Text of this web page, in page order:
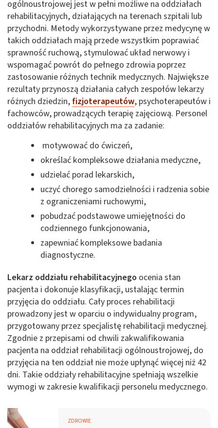
ogólnoustrojowej jest w pełni możliwe na oddziałach
rehabilitacyjnych, działających na terenach szpitali lub
przychodni. Metody wykorzystywane przez medycynę w
takich oddziałach mają przede wszystkim poprawiać
sprawność ruchową, stymulować układ nerwowy i
wspomagać powrót do pełnego zdrowia poprzez
zastosowanie różnych technik medycznych. Największe
rezultaty przynoszą działania całych zespołów lekarzy
różnych dziedzin, fizjoterapeutów, psychoterapeutów i
fachowców, prowadzących terapię zajęciową. Personel
oddziałów rehabilitacyjnych ma za zadanie:
motywować do ćwiczeń,
określać kompleksowe działania medyczne,
udzielać porad lekarskich,
uczyć chorego samodzielności i radzenia sobie
z ograniczeniami ruchowymi,
pobudzać podstawowe umiejętności do
codziennego funkcjonowania,
zapewniać kompleksowe badania
diagnostyczne.
Lekarz oddziału rehabilitacyjnego ocenia stan
pacjenta i dokonuje klasyfikacji, ustalając termin
przyjęcia do oddziału. Cały proces rehabilitacji
prowadzony jest w oparciu o indywidualny program,
przygotowany przez specjalistę rehabilitacji medycznej.
Zgodnie z przepisami od chwili zakwalifikowania
pacjenta na oddział rehabilitacji ogólnoustrojowej, do
przyjęcia na ten oddział nie może upłynąć więcej niż 42
dni. Takie oddziały rehabilitacyjne spełniają wszelkie
wymogi w zakresie kwalifikacji personelu medycznego.
ZDROWIE